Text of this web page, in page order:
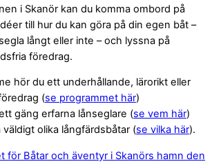
i Skanör kan du komma ombord på
till hur du kan göra på din egen båt –
långt eller inte – och lyssna på
föredrag.
hör du ett underhållande, lärorikt eller
(se programmet här)
gäng erfarna lånseglare (se vem här)
olika långfärdsbåtar (se vilka här).
för Båtar och äventyr i Skanörs hamn den